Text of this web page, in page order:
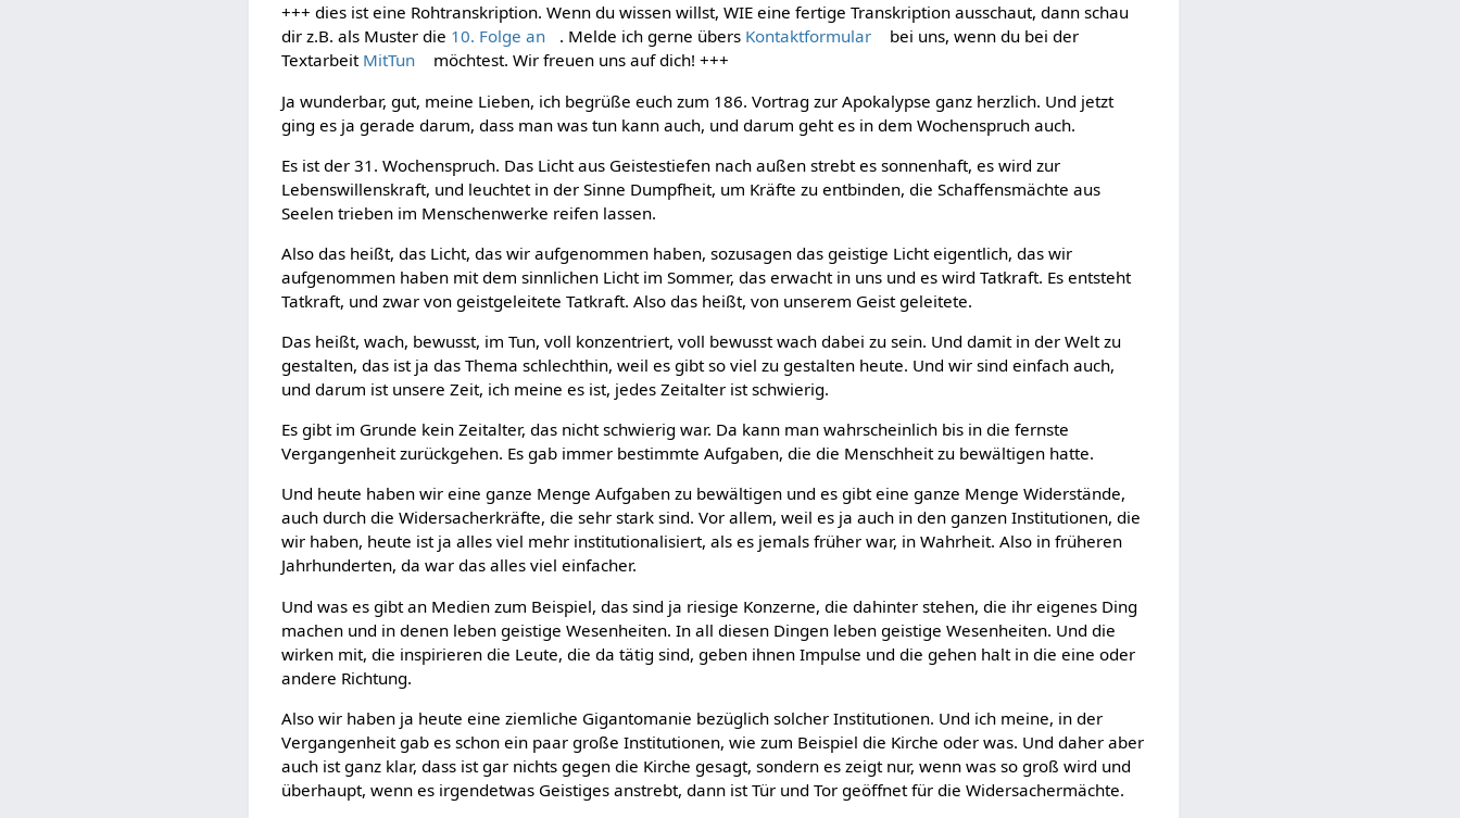
+++ dies ist eine Rohtranskription. Wenn du wissen willst, WIE eine fertige Transkription ausschaut, dann schau
dir z.B. als Muster die 10. Folge an . Melde ich gerne übers Kontaktformular
bei uns, wenn du bei der
Textarbeit MitTun
möchtest. Wir freuen uns auf dich! +++
Ja wunderbar, gut, meine Lieben, ich begrüße euch zum 186. Vortrag zur Apokalypse ganz herzlich. Und jetzt
ging es ja gerade darum, dass man was tun kann auch, und darum geht es in dem Wochenspruch auch.
Es ist der 31. Wochenspruch. Das Licht aus Geistestiefen nach außen strebt es sonnenhaft, es wird zur
Lebenswillenskraft, und leuchtet in der Sinne Dumpfheit, um Kräfte zu entbinden, die Schaffensmächte aus
Seelen trieben im Menschenwerke reifen lassen.
Also das heißt, das Licht, das wir aufgenommen haben, sozusagen das geistige Licht eigentlich, das wir
aufgenommen haben mit dem sinnlichen Licht im Sommer, das erwacht in uns und es wird Tatkraft. Es entsteht
Tatkraft, und zwar von geistgeleitete Tatkraft. Also das heißt, von unserem Geist geleitete.
Das heißt, wach, bewusst, im Tun, voll konzentriert, voll bewusst wach dabei zu sein. Und damit in der Welt zu
gestalten, das ist ja das Thema schlechthin, weil es gibt so viel zu gestalten heute. Und wir sind einfach auch,
und darum ist unsere Zeit, ich meine es ist, jedes Zeitalter ist schwierig.
Es gibt im Grunde kein Zeitalter, das nicht schwierig war. Da kann man wahrscheinlich bis in die fernste
Vergangenheit zurückgehen. Es gab immer bestimmte Aufgaben, die die Menschheit zu bewältigen hatte.
Und heute haben wir eine ganze Menge Aufgaben zu bewältigen und es gibt eine ganze Menge Widerstände,
auch durch die Widersacherkräfte, die sehr stark sind. Vor allem, weil es ja auch in den ganzen Institutionen, die
wir haben, heute ist ja alles viel mehr institutionalisiert, als es jemals früher war, in Wahrheit. Also in früheren
Jahrhunderten, da war das alles viel einfacher.
Und was es gibt an Medien zum Beispiel, das sind ja riesige Konzerne, die dahinter stehen, die ihr eigenes Ding
machen und in denen leben geistige Wesenheiten. In all diesen Dingen leben geistige Wesenheiten. Und die
wirken mit, die inspirieren die Leute, die da tätig sind, geben ihnen Impulse und die gehen halt in die eine oder
andere Richtung.
Also wir haben ja heute eine ziemliche Gigantomanie bezüglich solcher Institutionen. Und ich meine, in der
Vergangenheit gab es schon ein paar große Institutionen, wie zum Beispiel die Kirche oder was. Und daher aber
auch ist ganz klar, dass ist gar nichts gegen die Kirche gesagt, sondern es zeigt nur, wenn was so groß wird und
überhaupt, wenn es irgendetwas Geistiges anstrebt, dann ist Tür und Tor geöffnet für die Widersachermächte.